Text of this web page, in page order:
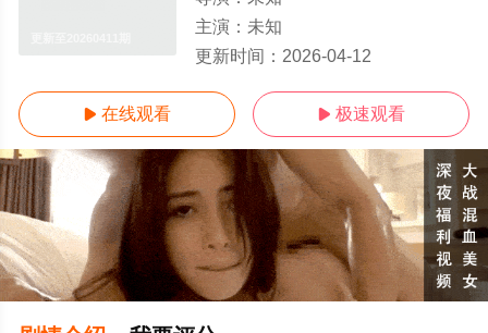
主演： 未知
更新时间： 2026-04-12
 在线观看  极速观看